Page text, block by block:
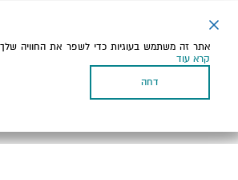
ומסכים/ה למדיניות הפרטיות ולמדיניות הקוקיז
אתר זה משתמש בעוגיות כדי לשפר את החוויה
קרא עוד
דחה